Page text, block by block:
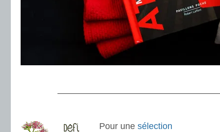
Pour une sélection